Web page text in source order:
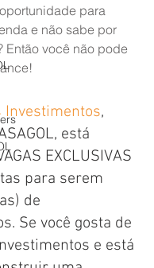
para
e não sabe por
Então você não pode
Investimentos,
está
EXCLUSIVAS
para serem
de
Se você gosta de
e está